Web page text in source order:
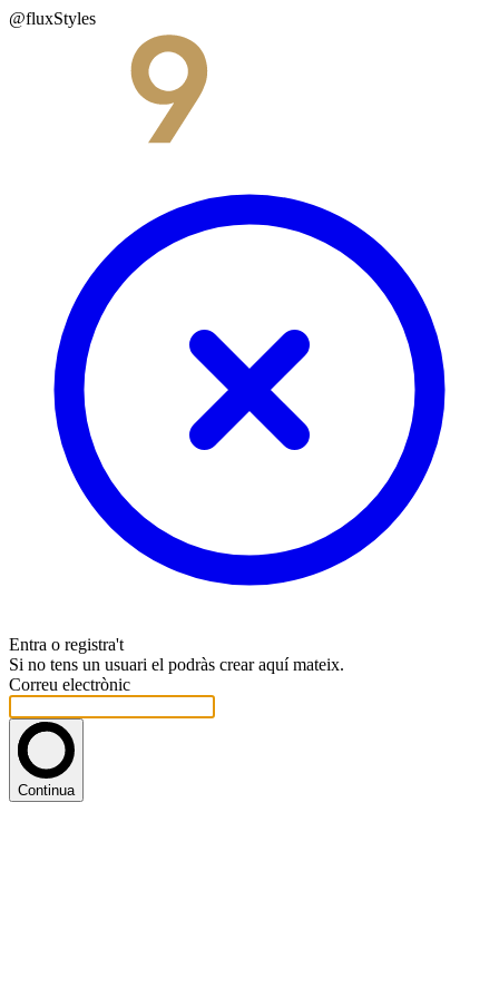
@fluxStyles
Entra o registra't
Si no tens un usuari el podràs crear aquí mateix.
Correu electrònic
Continua